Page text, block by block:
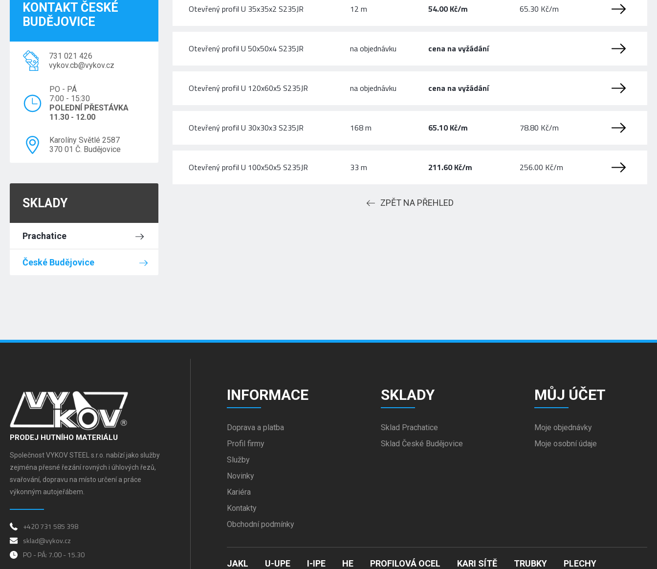
KONTAKT ČESKÉ
BUDĚJOVICE
731 021 426
vykov.cb@vykov.cz
PO - PÁ
7:00 - 15:30
POLEDNÍ PŘESTÁVKA
11.30 - 12.00
Karolíny Světlé 2587
370 01 Č. Budějovice
SKLADY
Prachatice
České Budějovice
Otevřený profil U 35x35x2 S235JR 12 m 54.00 Kč/m 65.30 Kč/m
Otevřený profil U 50x50x4 S235JR na objednávku cena na vyžádání
Otevřený profil U 120x60x5 S235JR na objednávku cena na vyžádání
Otevřený profil U 30x30x3 S235JR 168 m 65.10 Kč/m 78.80 Kč/m
Otevřený profil U 100x50x5 S235JR 33 m 211.60 Kč/m 256.00 Kč/m
ZPĚT NA PŘEHLED
PRODEJ HUTNÍHO MATERIÁLU
Společnost VYKOV STEEL s.r.o. nabízí jako služby
zejména přesné řezání rovných i úhlových řezů,
svařování, dopravu na místo určení a práce
výkonným autojeřábem.
+420 731 585 398
sklad@vykov.cz
PO - PÁ: 7.00 - 15.30
INFORMACE
Doprava a platba
Profil firmy
Služby
Novinky
Kariéra
Kontakty
Obchodní podmínky
SKLADY
Sklad Prachatice
Sklad České Budějovice
MŮJ ÚČET
Moje objednávky
Moje osobní údaje
JAKL U-UPE I-IPE HE PROFILOVÁ OCEL KARI SÍTĚ TRUBKY PLECHY